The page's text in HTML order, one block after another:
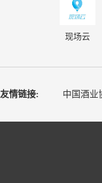
现场云
友情链接: 中国酒业